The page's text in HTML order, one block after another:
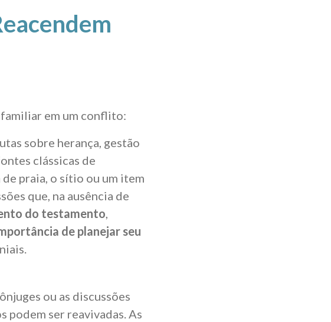
em um conflito:
sobre herança, gestão
clássicas de
praia, o sítio ou um item
que, na ausência de
do testamento
de planejar seu
ou as discussões
podem ser reavivadas. As